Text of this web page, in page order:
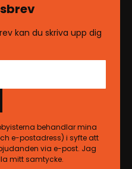
kan du skriva upp dig
behandlar mina
e-postadress) i syfte att
via e-post. Jag
mitt samtycke.